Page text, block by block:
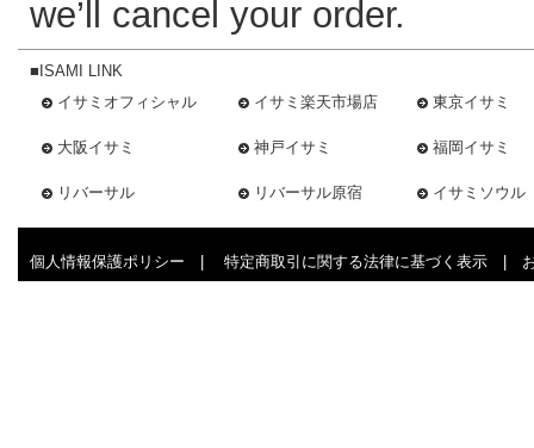
we’ll cancel your order.
■ISAMI LINK
イサミオフィシャル
イサミ楽天市場店 東京イサミ
大阪イサミ 神戸イサミ 福岡イサミ
リバーサル リバーサル原宿 イサミソウル
個人情報保護ポリシー 特定商取引に関する法律に基づく表示